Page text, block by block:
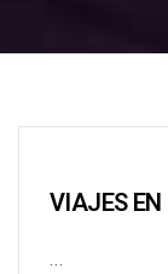
VIAJES EN
…